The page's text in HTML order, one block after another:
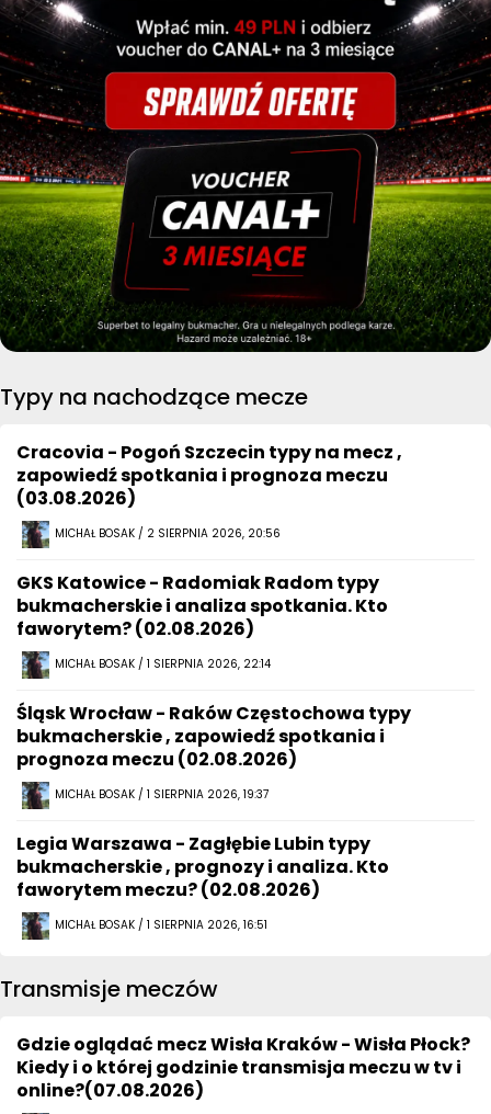
Typy na nachodzące mecze
Cracovia - Pogoń Szczecin typy na mecz ,
zapowiedź spotkania i prognoza meczu
(03.08.2026)
MICHAŁ BOSAK / 2 SIERPNIA 2026, 20:56
GKS Katowice - Radomiak Radom typy
bukmacherskie i analiza spotkania. Kto
faworytem? (02.08.2026)
MICHAŁ BOSAK / 1 SIERPNIA 2026, 22:14
Śląsk Wrocław - Raków Częstochowa typy
bukmacherskie , zapowiedź spotkania i
prognoza meczu (02.08.2026)
MICHAŁ BOSAK / 1 SIERPNIA 2026, 19:37
Legia Warszawa - Zagłębie Lubin typy
bukmacherskie , prognozy i analiza. Kto
faworytem meczu? (02.08.2026)
MICHAŁ BOSAK / 1 SIERPNIA 2026, 16:51
Transmisje meczów
Gdzie oglądać mecz Wisła Kraków - Wisła Płock?
Kiedy i o której godzinie transmisja meczu w tv i
online?(07.08.2026)